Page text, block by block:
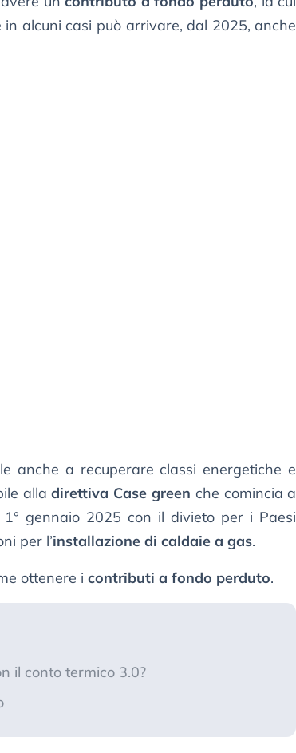
alcuni casi può arrivare, dal 2025, anche
anche a recuperare classi energetiche e
alladirettiva Case green che comincia a
gennaio 2025 con il divieto per i Paesi
per l’installazione di caldaie a gas.
ottenere i contributi a fondo perduto.
il conto termico 3.0?